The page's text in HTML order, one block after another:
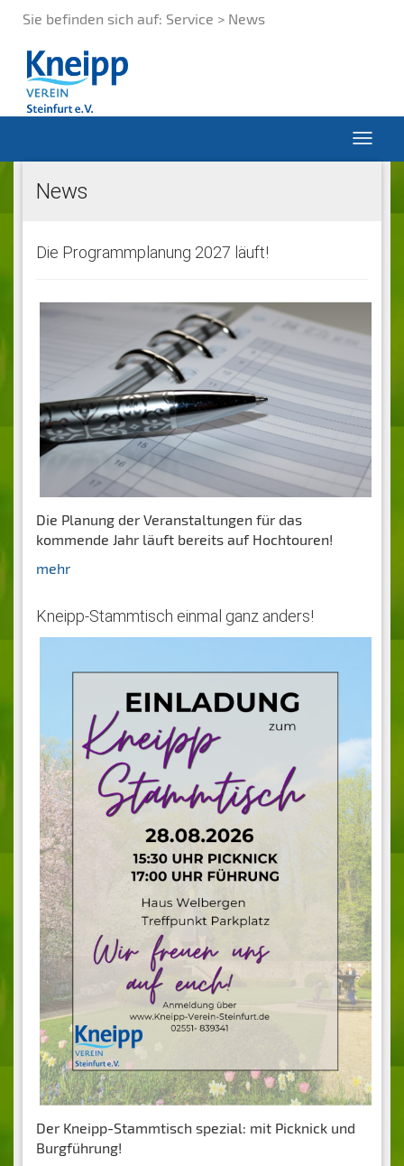
Sie befinden sich auf: Service > News
News
Die Programmplanung 2027 läuft!
Die Planung der Veranstaltungen für das
kommende Jahr läuft bereits auf Hochtouren!
mehr
Kneipp-Stammtisch einmal ganz anders!
Der Kneipp-Stammtisch spezial: mit Picknick und
Burgführung!